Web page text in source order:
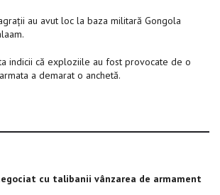
au avut loc la baza militară Gongola
indicii că exploziile au fost provocate de o
a demarat o anchetă.
cu talibanii vânzarea de armament